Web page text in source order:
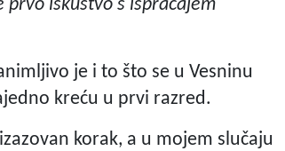
prvo iskustvo s ispraćajem
je i to što se u Vesninu
kreću u prvi razred.
korak, a u mojem slučaju